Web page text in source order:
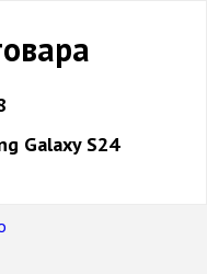
Galaxy S24